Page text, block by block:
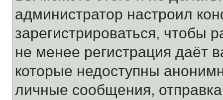
администратор настроил
зарегистрироваться, чтобы
не менее регистрация даёт
которые недоступны
личные сообщения,